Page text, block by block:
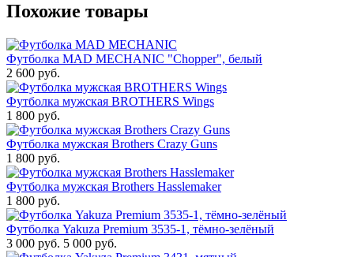
Похожие товары
Футболка MAD MECHANIC "Chopper", белый
2 600 руб.
Футболка мужская BROTHERS Wings
1 800 руб.
Футболка мужская Brothers Crazy Guns
1 800 руб.
Футболка мужская Brothers Hasslemaker
1 800 руб.
Футболка Yakuza Premium 3535-1, тёмно-зелёный
3 000 руб. 5 000 руб.